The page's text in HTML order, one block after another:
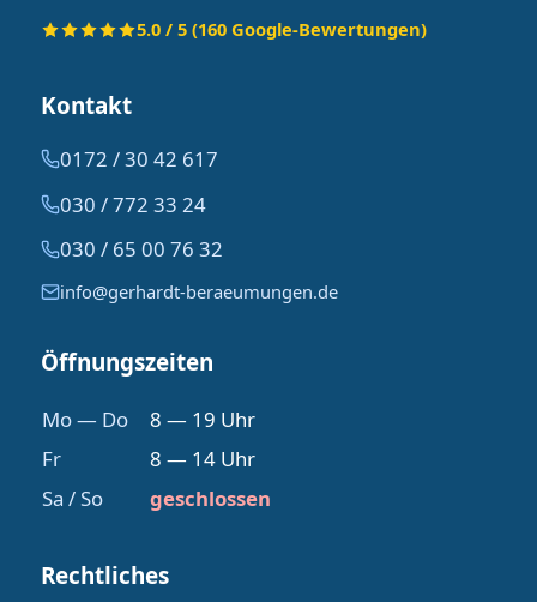
5.0 / 5 (160 Google-Bewertungen)
Kontakt
0172 / 30 42 617
030 / 772 33 24
030 / 65 00 76 32
info@gerhardt-beraeumungen.de
Öffnungszeiten
Mo — Do
8 — 19 Uhr
Fr
8 — 14 Uhr
Sa / So
geschlossen
Rechtliches